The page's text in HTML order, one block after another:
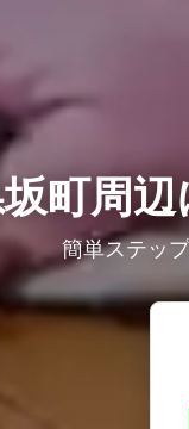
町周
簡単ステッ